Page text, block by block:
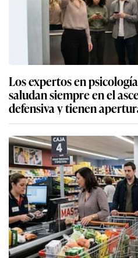
Los expertos en
saludan siempre en el
defensiva y tienen